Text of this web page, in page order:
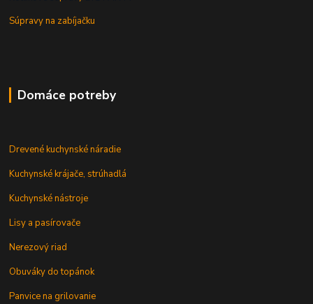
Súpravy na zabíjačku
Domáce potreby
Drevené kuchynské náradie
Kuchynské krájače, strúhadlá
Kuchynské nástroje
Lisy a pasírovače
Nerezový riad
Obuváky do topánok
Panvice na grilovanie